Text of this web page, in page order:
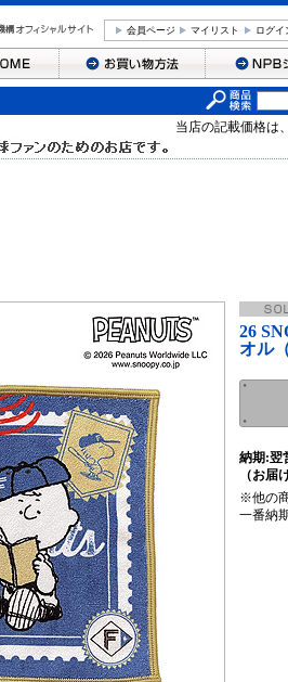
会員ページ マイリスト ログイ
当店の記載価格は
26
オル
納期:翌
（お届
※他の
一番納